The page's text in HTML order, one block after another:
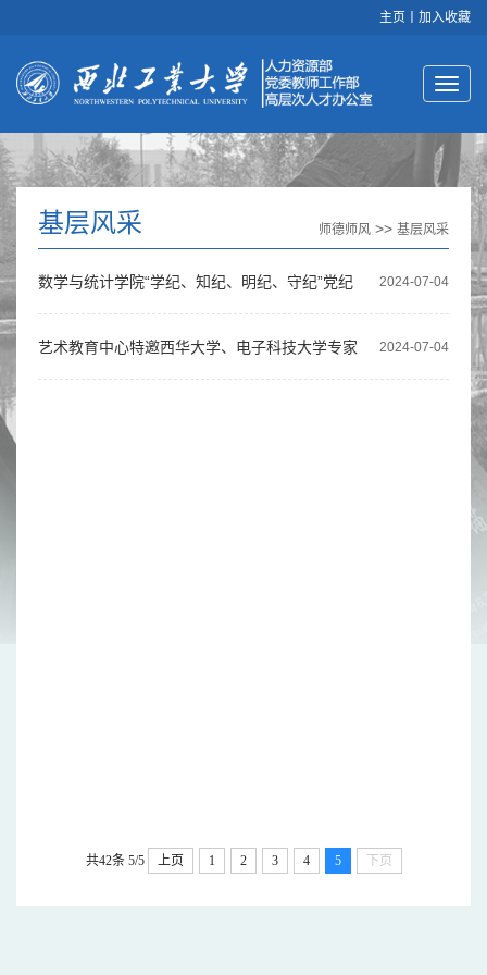
主页 加入收藏
基层风采 师德师风 >> 基层风采
2024-07-04
数学与统计学院“学纪、知纪、明纪、守纪”党纪
学习教育研修班在韩城顺利开展 2024-07-04
艺术教育中心特邀西华大学、电子科技大学专家
共42条 5/5 上页 1 2 3 4 5 下页